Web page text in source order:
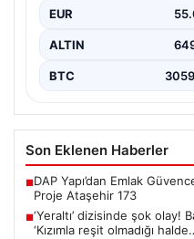
EUR
ALTIN
BTC
Son Eklenen Haberler
■DAP Yapı’dan Emlak
Proje Ataşehir 173
■‘Yeraltı’ dizisinde şok olay!
‘Kızımla reşit olmadığı